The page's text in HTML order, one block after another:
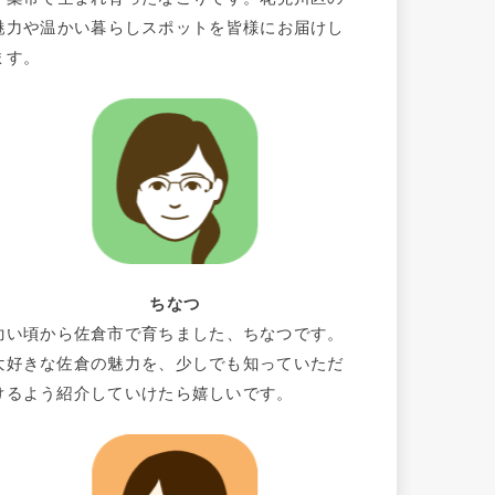
力や温かい暮らしスポットを皆様にお届けし
す。
ちなつ
い頃から佐倉市で育ちました、ちなつです。
好きな佐倉の魅力を、少しでも知っていただ
るよう紹介していけたら嬉しいです。